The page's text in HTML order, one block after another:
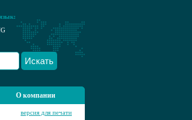
Искать
О компании
версия для печати